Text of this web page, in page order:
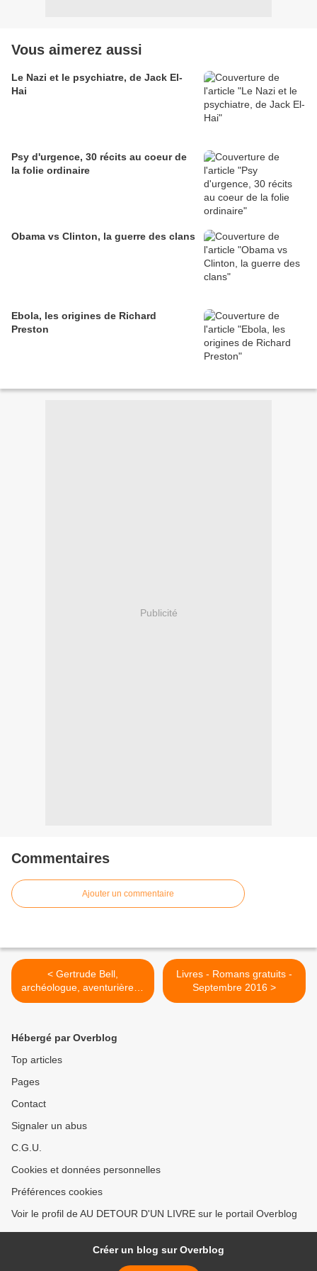
Vous aimerez aussi
Le Nazi et le psychiatre, de Jack El-
Hai
Psy d'urgence, 30 récits au coeur de
la folie ordinaire
Obama vs Clinton, la guerre des clans
Ebola, les origines de Richard
Preston
Publicité
Commentaires
Ajouter un commentaire
< Gertrude Bell,
archéologue, aventurière...,
de Christel Mouchard
Livres - Romans gratuits -
Septembre 2016 >
Hébergé par Overblog
Top articles
Pages
Contact
Signaler un abus
C.G.U.
Cookies et données personnelles
Préférences cookies
Voir le profil de AU DETOUR D'UN LIVRE sur le portail Overblog
Créer un blog sur Overblog